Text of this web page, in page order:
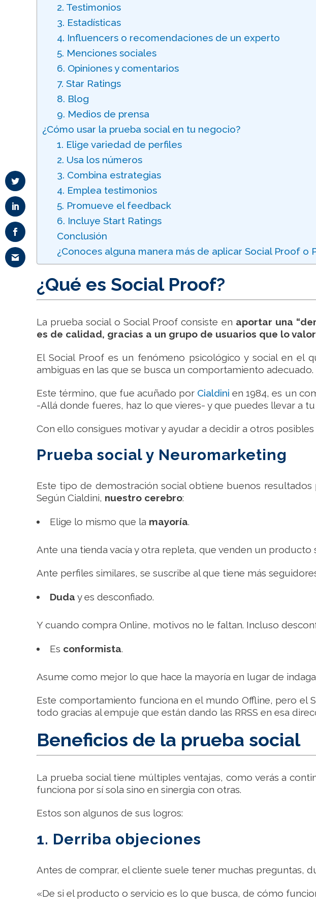
2. Testimonios
3. Estadísticas
4. Influencers o recomendaciones de un experto
5. Menciones sociales
6. Opiniones y comentarios
7. Star Ratings
8. Blog
9. Medios de prensa
¿Cómo usar la prueba social en tu negocio?
1. Elige variedad de perfiles
2. Usa los números
3. Combina estrategias
4. Emplea testimonios
5. Promueve el feedback
6. Incluye Start Ratings
Conclusión
¿Conoces alguna manera más de aplicar Social Proof o
¿Qué es Social Proof?
La prueba social o Social Proof consiste en aportar una
es de calidad, gracias a un grupo de usuarios que lo
El Social Proof es un fenómeno psicológico y social en el
ambiguas en las que se busca un comportamiento adecuado.
Este término, que fue acuñado por Cialdini en 1984, es un
-Allá donde fueres, haz lo que vieres- y que puedes llevar a
Con ello consigues motivar y ayudar a decidir a otros
Prueba social y Neuromarketing
Este tipo de demostración social obtiene buenos resultados
Según Cialdini, nuestro cerebro:
Elige lo mismo que la mayoría.
Ante una tienda vacía y otra repleta, que venden un
Ante perfiles similares, se suscribe al que tiene más
Duda y es desconfiado.
Y cuando compra Online, motivos no le faltan. Incluso
Es conformista.
Asume como mejor lo que hace la mayoría en lugar de
Este comportamiento funciona en el mundo Offline, pero el
todo gracias al empuje que están dando las RRSS en esa
Beneficios de la prueba social
La prueba social tiene múltiples ventajas, como verás a
funciona por sí sola sino en sinergia con otras.
Estos son algunos de sus logros:
1. Derriba objeciones
Antes de comprar, el cliente suele tener muchas preguntas,
«De si el producto o servicio es lo que busca, de cómo